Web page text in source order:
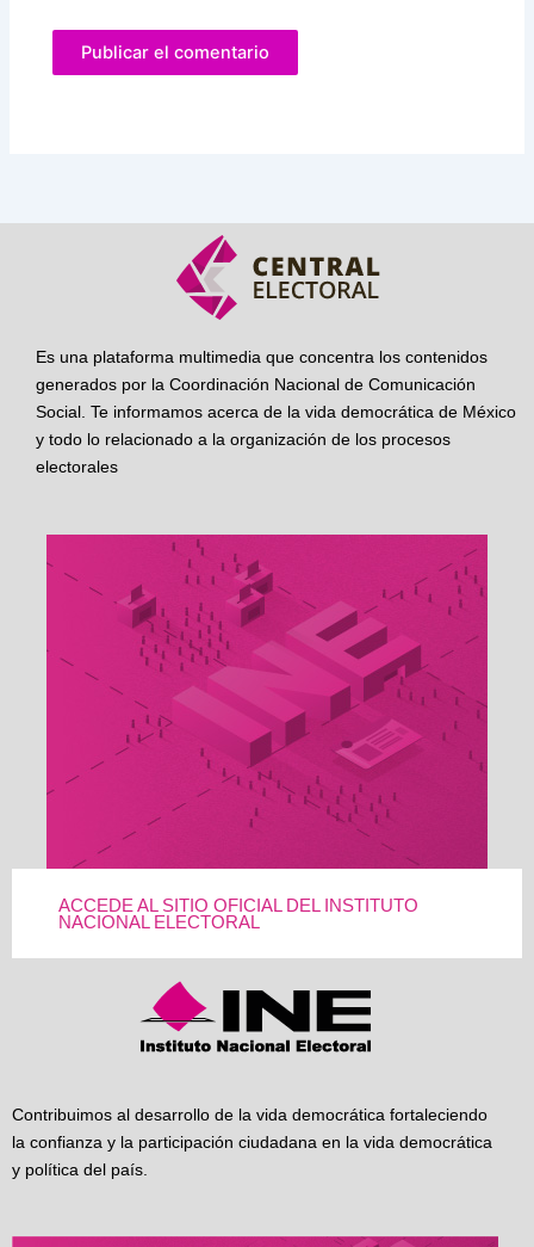
Es una plataforma multimedia que concentra los contenidos
generados por la Coordinación Nacional de Comunicación
Social. Te informamos acerca de la vida democrática de México
y todo lo relacionado a la organización de los procesos
electorales
ACCEDE AL SITIO OFICIAL DEL INSTITUTO
NACIONAL ELECTORAL
Contribuimos al desarrollo de la vida democrática fortaleciendo
la confianza y la participación ciudadana en la vida democrática
y política del país.